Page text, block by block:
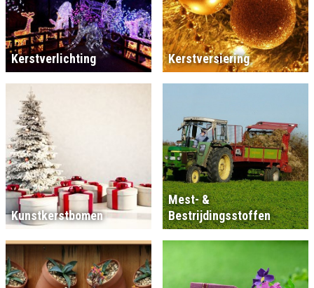
Kerstverlichting Kerstversiering
Kunstkerstbomen
Mest- &
Bestrijdingsstoffen